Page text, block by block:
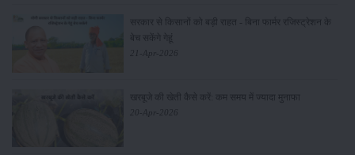
सरकार से किसानों को बड़ी राहत - बिना फार्मर रजिस्ट्रेशन के
बेच सकेंगे गेहूं
21-Apr-2026
खरबूजे की खेती कैसे करें: कम समय में ज्यादा मुनाफा
20-Apr-2026